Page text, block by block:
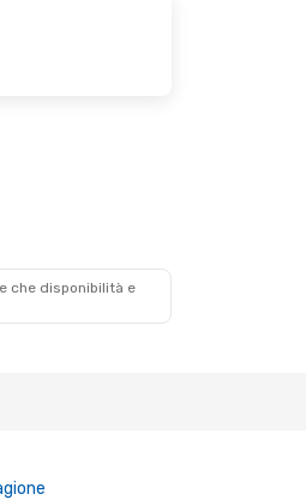
che disponibilità e